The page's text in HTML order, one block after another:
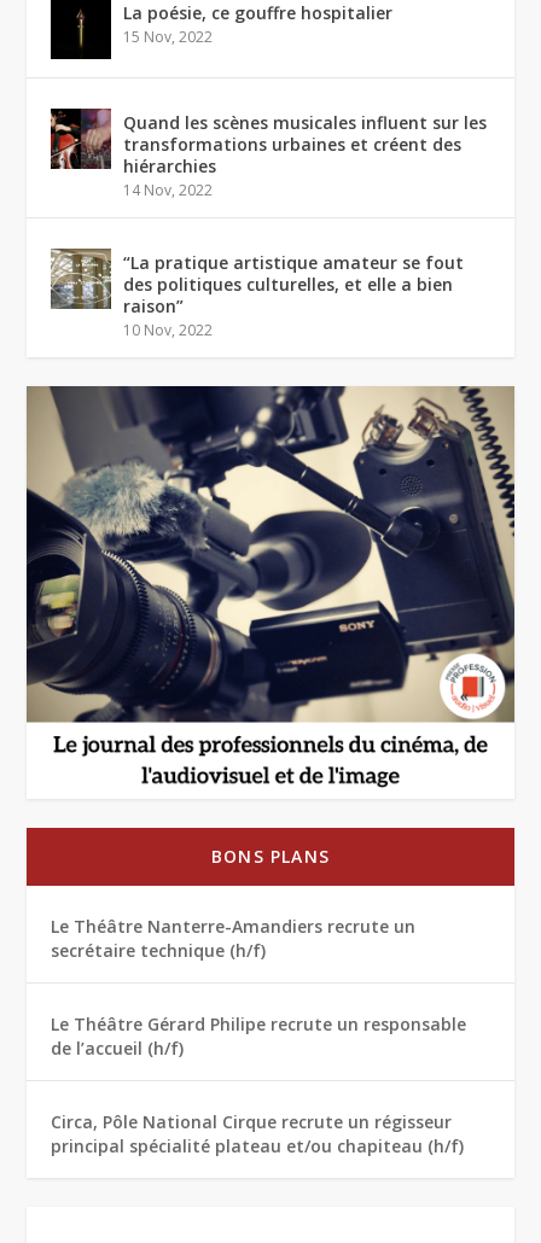
La poésie, ce gouffre hospitalier
15 Nov, 2022
Quand les scènes musicales influent sur les
transformations urbaines et créent des
hiérarchies
14 Nov, 2022
“La pratique artistique amateur se fout
des politiques culturelles, et elle a bien
raison”
10 Nov, 2022
BONS PLANS
Le Théâtre Nanterre-Amandiers recrute un
secrétaire technique (h/f)
Le Théâtre Gérard Philipe recrute un responsable
de l’accueil (h/f)
Circa, Pôle National Cirque recrute un régisseur
principal spécialité plateau et/ou chapiteau (h/f)